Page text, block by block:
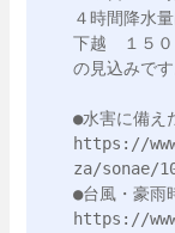
４時間降水
下越　１５０
の見込みです
●水害に備え
https://
za/sonae/
●台風・豪雨
https://